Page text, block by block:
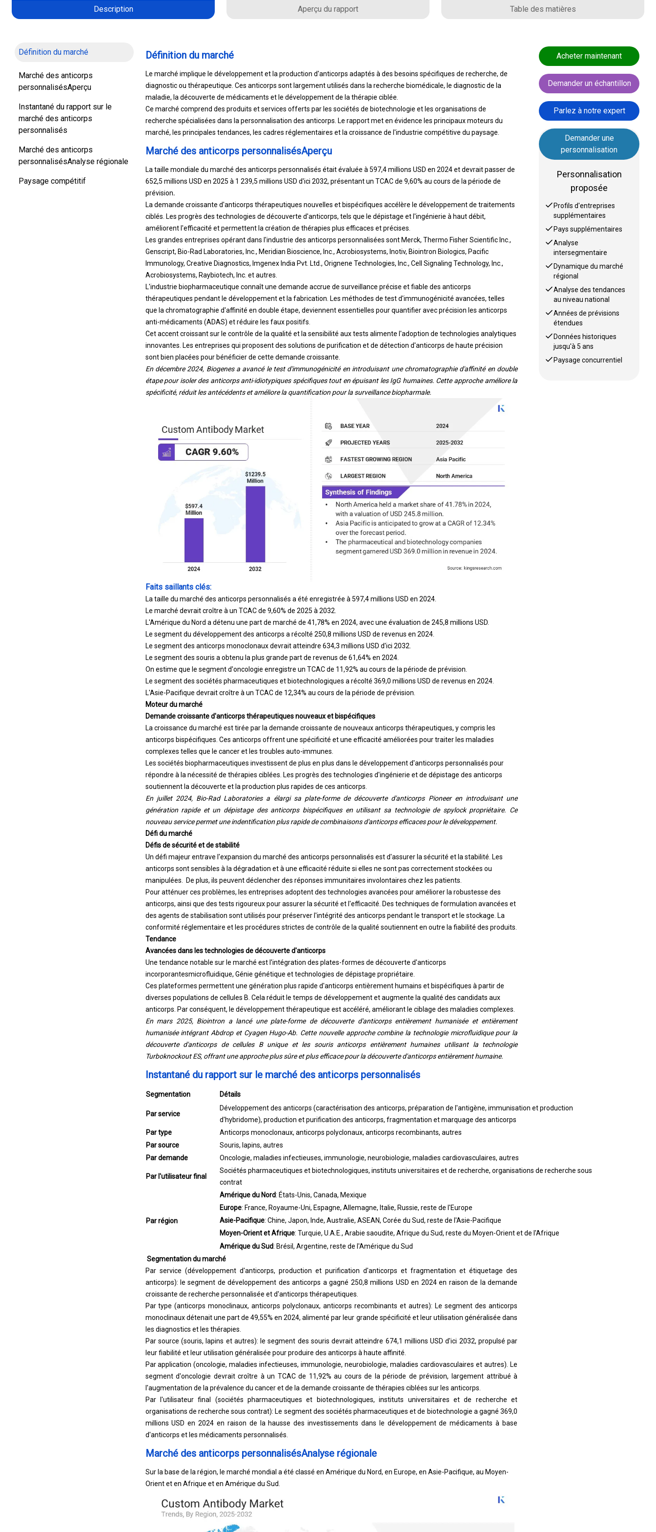
Description Aperçu du rapport Table des matières
Définition du marché
Marché des anticorps
personnalisésAperçu
Instantané du rapport sur le
marché des anticorps
personnalisés
Marché des anticorps
personnalisésAnalyse régionale
Paysage compétitif
Définition du marché
Le marché implique le développement et la production d'anticorps adaptés à des besoins spécifiques de recherche, de
diagnostic ou thérapeutique. Ces anticorps sont largement utilisés dans la recherche biomédicale, le diagnostic de la
maladie, la découverte de médicaments et le développement de la thérapie ciblée.
Ce marché comprend des produits et services offerts par les sociétés de biotechnologie et les organisations de
recherche spécialisées dans la personnalisation des anticorps. Le rapport met en évidence les principaux moteurs du
marché, les principales tendances, les cadres réglementaires et la croissance de l'industrie compétitive du paysage.
Marché des anticorps personnalisésAperçu
La taille mondiale du marché des anticorps personnalisés était évaluée à 597,4 millions USD en 2024 et devrait passer de
652,5 millions USD en 2025 à 1 239,5 millions USD d'ici 2032, présentant un TCAC de 9,60% au cours de la période de
prévision.
La demande croissante d'anticorps thérapeutiques nouvelles et bispécifiques accélère le développement de traitements
ciblés. Les progrès des technologies de découverte d'anticorps, tels que le dépistage et l'ingénierie à haut débit,
améliorent l'efficacité et permettent la création de thérapies plus efficaces et précises.
Les grandes entreprises opérant dans l'industrie des anticorps personnalisées sont Merck, Thermo Fisher Scientific Inc.,
Genscript, Bio-Rad Laboratories, Inc., Meridian Bioscience, Inc., Acrobiosystems, Inotiv, Biointron Biologics, Pacific
Immunology, Creative Diagnostics, Imgenex India Pvt. Ltd., Orignene Technologies, Inc., Cell Signaling Technology, Inc.,
Acrobiosystems, Raybiotech, Inc. et autres.
L'industrie biopharmaceutique connaît une demande accrue de surveillance précise et fiable des anticorps
thérapeutiques pendant le développement et la fabrication. Les méthodes de test d'immunogénicité avancées, telles
que la chromatographie d'affinité en double étape, deviennent essentielles pour quantifier avec précision les anticorps
anti-médicaments (ADAS) et réduire les faux positifs.
Cet accent croissant sur le contrôle de la qualité et la sensibilité aux tests alimente l'adoption de technologies analytiques
innovantes. Les entreprises qui proposent des solutions de purification et de détection d'anticorps de haute précision
sont bien placées pour bénéficier de cette demande croissante.
En décembre 2024, Biogenes a avancé le test d'immunogénicité en introduisant une chromatographie d'affinité en double
étape pour isoler des anticorps anti-idiotypiques spécifiques tout en épuisant les IgG humaines. Cette approche améliore la
spécificité, réduit les antécédents et améliore la quantification pour la surveillance biopharmale.
Faits saillants clés:
La taille du marché des anticorps personnalisés a été enregistrée à 597,4 millions USD en 2024.
Le marché devrait croître à un TCAC de 9,60% de 2025 à 2032.
L'Amérique du Nord a détenu une part de marché de 41,78% en 2024, avec une évaluation de 245,8 millions USD.
Le segment du développement des anticorps a récolté 250,8 millions USD de revenus en 2024.
Le segment des anticorps monoclonaux devrait atteindre 634,3 millions USD d'ici 2032.
Le segment des souris a obtenu la plus grande part de revenus de 61,64% en 2024.
On estime que le segment d'oncologie enregistre un TCAC de 11,92% au cours de la période de prévision.
Le segment des sociétés pharmaceutiques et biotechnologiques a récolté 369,0 millions USD de revenus en 2024.
L'Asie-Pacifique devrait croître à un TCAC de 12,34% au cours de la période de prévision.
Moteur du marché
Demande croissante d'anticorps thérapeutiques nouveaux et bispécifiques
La croissance du marché est tirée par la demande croissante de nouveaux anticorps thérapeutiques, y compris les
anticorps bispécifiques. Ces anticorps offrent une spécificité et une efficacité améliorées pour traiter les maladies
complexes telles que le cancer et les troubles auto-immunes.
Les sociétés biopharmaceutiques investissent de plus en plus dans le développement d'anticorps personnalisés pour
répondre à la nécessité de thérapies ciblées. Les progrès des technologies d'ingénierie et de dépistage des anticorps
soutiennent la découverte et la production plus rapides de ces anticorps.
En juillet 2024, Bio-Rad Laboratories a élargi sa plate-forme de découverte d'anticorps Pioneer en introduisant une
génération rapide et un dépistage des anticorps bispécifiques en utilisant sa technologie de spylock propriétaire. Ce
nouveau service permet une indentification plus rapide de combinaisons d'anticorps efficaces pour le développement.
Défi du marché
Défis de sécurité et de stabilité
Un défi majeur entrave l'expansion du marché des anticorps personnalisés est d'assurer la sécurité et la stabilité. Les
anticorps sont sensibles à la dégradation et à une efficacité réduite si elles ne sont pas correctement stockées ou
manipulées. De plus, ils peuvent déclencher des réponses immunitaires involontaires chez les patients.
Pour atténuer ces problèmes, les entreprises adoptent des technologies avancées pour améliorer la robustesse des
anticorps, ainsi que des tests rigoureux pour assurer la sécurité et l'efficacité. Des techniques de formulation avancées et
des agents de stabilisation sont utilisés pour préserver l'intégrité des anticorps pendant le transport et le stockage. La
conformité réglementaire et les procédures strictes de contrôle de la qualité soutiennent en outre la fiabilité des produits.
Tendance
Avancées dans les technologies de découverte d'anticorps
Une tendance notable sur le marché est l'intégration des plates-formes de découverte d'anticorps
incorporantesmicrofluidique, Génie génétique et technologies de dépistage propriétaire.
Ces plateformes permettent une génération plus rapide d'anticorps entièrement humains et bispécifiques à partir de
diverses populations de cellules B. Cela réduit le temps de développement et augmente la qualité des candidats aux
anticorps. Par conséquent, le développement thérapeutique est accéléré, améliorant le ciblage des maladies complexes.
En mars 2025, Biointron a lancé une plate-forme de découverte d'anticorps entièrement humanisée et entièrement
humanisée intégrant Abdrop et Cyagen Hugo-Ab. Cette nouvelle approche combine la technologie microfluidique pour la
découverte d'anticorps de cellules B unique et les souris anticorps entièrement humaines utilisant la technologie
Turboknockout ES, offrant une approche plus sûre et plus efficace pour la découverte d'anticorps entièrement humaine.
Instantané du rapport sur le marché des anticorps personnalisés
Segmentation Détails
Par service
Développement des anticorps (caractérisation des anticorps, préparation de l'antigène, immunisation et production
d'hybridome), production et purification des anticorps, fragmentation et marquage des anticorps
Par type
Anticorps monoclonaux, anticorps polyclonaux, anticorps recombinants, autres
Par source
Souris, lapins, autres
Par demande
Oncologie, maladies infectieuses, immunologie, neurobiologie, maladies cardiovasculaires, autres
Par l'utilisateur final
Sociétés pharmaceutiques et biotechnologiques, instituts universitaires et de recherche, organisations de recherche sous
contrat
Par région
Amérique du Nord: États-Unis, Canada, Mexique
Europe: France, Royaume-Uni, Espagne, Allemagne, Italie, Russie, reste de l'Europe
Asie-Pacifique: Chine, Japon, Inde, Australie, ASEAN, Corée du Sud, reste de l'Asie-Pacifique
Moyen-Orient et Afrique: Turquie, U.A.E., Arabie saoudite, Afrique du Sud, reste du Moyen-Orient et de l'Afrique
Amérique du Sud: Brésil, Argentine, reste de l'Amérique du Sud
Segmentation du marché
Par service (développement d'anticorps, production et purification d'anticorps et fragmentation et étiquetage des
anticorps): le segment de développement des anticorps a gagné 250,8 millions USD en 2024 en raison de la demande
croissante de recherche personnalisée et d'anticorps thérapeutiques.
Par type (anticorps monoclinaux, anticorps polyclonaux, anticorps recombinants et autres): Le segment des anticorps
monoclinaux détenait une part de 49,55% en 2024, alimenté par leur grande spécificité et leur utilisation généralisée dans
les diagnostics et les thérapies.
Par source (souris, lapins et autres): le segment des souris devrait atteindre 674,1 millions USD d'ici 2032, propulsé par
leur fiabilité et leur utilisation généralisée pour produire des anticorps à haute affinité.
Par application (oncologie, maladies infectieuses, immunologie, neurobiologie, maladies cardiovasculaires et autres). Le
segment d'oncologie devrait croître à un TCAC de 11,92% au cours de la période de prévision, largement attribué à
l'augmentation de la prévalence du cancer et de la demande croissante de thérapies ciblées sur les anticorps.
Par l'utilisateur final (sociétés pharmaceutiques et biotechnologiques, instituts universitaires et de recherche et
organisations de recherche sous contrat): Le segment des sociétés pharmaceutiques et de biotechnologie a gagné 369,0
millions USD en 2024 en raison de la hausse des investissements dans le développement de médicaments à base
d'anticorps et les médicaments personnalisés.
Marché des anticorps personnalisésAnalyse régionale
Sur la base de la région, le marché mondial a été classé en Amérique du Nord, en Europe, en Asie-Pacifique, au Moyen-
Orient et en Afrique et en Amérique du Sud.
Acheter maintenant
Demander un échantillon
Parlez à notre expert
Demander une
personnalisation
Personnalisation
proposée
Profils d'entreprises
supplémentaires
Pays supplémentaires
Analyse
intersegmentaire
Dynamique du marché
régional
Analyse des tendances
au niveau national
Années de prévisions
étendues
Données historiques
jusqu'à 5 ans
Paysage concurrentiel